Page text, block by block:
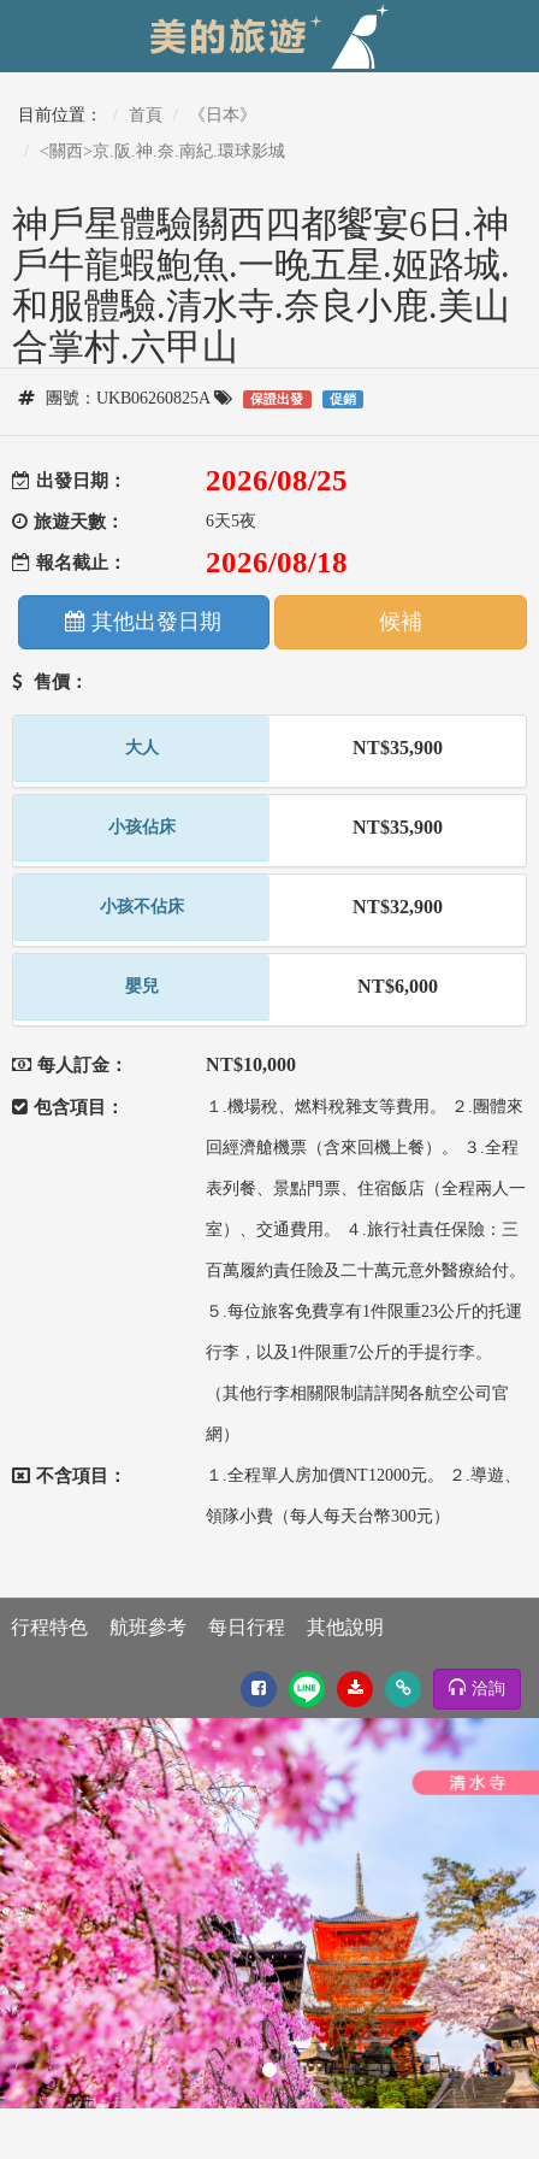
目前位置： 首頁
《日本》
<關西>京.阪.神.奈.南紀.環球影城
神戶星體驗關西四都饗宴6日.神
戶牛龍蝦鮑魚.一晚五星.姬路城.
和服體驗.清水寺.奈良小鹿.美山
合掌村.六甲山
團號：UKB06260825A 保證出發 促銷
出發日期： 2026/08/25
旅遊天數： 6天5夜
報名截止： 2026/08/18
其他出發日期 候補
售價：
大人 NT$35,900
小孩佔床 NT$35,900
小孩不佔床 NT$32,900
嬰兒 NT$6,000
每人訂金： NT$10,000
包含項目： １.機場稅、燃料稅雜支等費用。 ２.團體來
回經濟艙機票（含來回機上餐）。 ３.全程
表列餐、景點門票、住宿飯店（全程兩人一
室）、交通費用。 ４.旅行社責任保險：三
百萬履約責任險及二十萬元意外醫療給付。
５.每位旅客免費享有1件限重23公斤的托運
行李，以及1件限重7公斤的手提行李。
（其他行李相關限制請詳閱各航空公司官
網）
不含項目： １.全程單人房加價NT12000元。 ２.導遊、
領隊小費（每人每天台幣300元）
行程特色 航班參考 每日行程 其他說明
洽詢